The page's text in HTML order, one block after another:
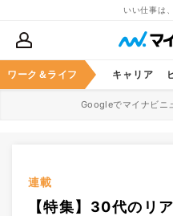
いい仕事は
ワーク＆ライフ キャリア
Googleでマイナビニ
連載
【特集】30代のリ